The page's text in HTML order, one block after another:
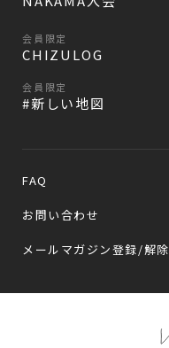
会員限定
CHIZULOG
会員限定
#新しい地図
FAQ
お問い合わせ
メールマガジン登録/解除